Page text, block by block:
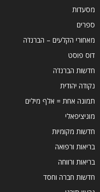
מסעדות
ספרים
מאחורי הקלעים – הברנז'ה
דוס פוסט
חדשות הברנז'ה
נקודה יהודית
תמונה אחת = אלף מילים
מוניציפאלי
חדשות מקומיות
בריאות ורפואה
בריאות ורווחה
חדשות חברה וחסד